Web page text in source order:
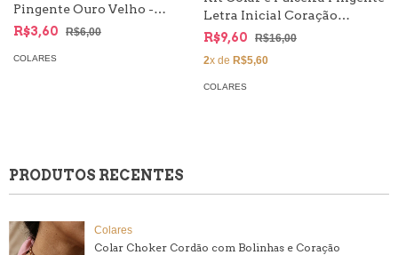
Pingente Ouro Velho -
Country
R$3,60 R$6,00
COLARES
Letra Inicial Coração
Resinado - Veneziana
R$9,60
R$16,00
2x de R$5,60
COLARES
PRODUTOS RECENTES
Colares
Colar Choker Cordão com Bolinhas e Coração